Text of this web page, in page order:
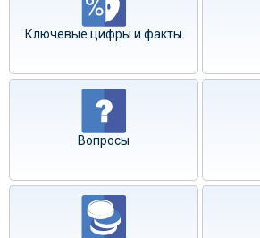
Ключевые цифры и факты
Вопросы